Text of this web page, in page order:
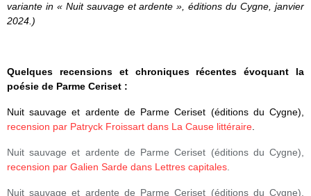
variante in « Nuit sauvage et ardente », éditions du Cygne, janvier
2024.)
Quelques recensions et chroniques récentes évoquant la
poésie de Parme Ceriset :
Nuit sauvage et ardente de Parme Ceriset (éditions du Cygne),
recension par Patryck Froissart dans La Cause littéraire
Nuit sauvage et ardente de Parme Ceriset (éditions du Cygne),
recension par Galien Sarde dans Lettres capitales
Nuit sauvage et ardente de Parme Ceriset (éditions du Cygne),